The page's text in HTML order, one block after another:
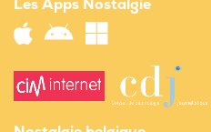
Les Apps Nostalgie